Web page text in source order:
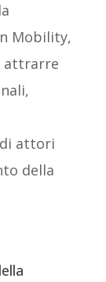
Mobility,
attrarre
attori
della